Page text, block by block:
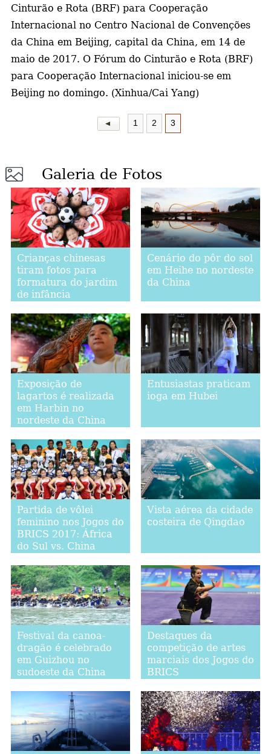
Cinturão e Rota (BRF) para Cooperação
Internacional no Centro Nacional de Convenções
da China em Beijing, capital da China, em 14 de
maio de 2017. O Fórum do Cinturão e Rota (BRF)
para Cooperação Internacional iniciou-se em
Beijing no domingo. (Xinhua/Cai Yang)
1 2 3
Galeria de Fotos
Crianças chinesas
tiram fotos para
formatura do jardim
de infância
Cenário do pôr do sol
em Heihe no nordeste
da China
Exposição de
lagartos é realizada
em Harbin no
nordeste da China
Entusiastas praticam
ioga em Hubei
Partida de vôlei
feminino nos Jogos do
BRICS 2017: África
do Sul vs. China
Vista aérea da cidade
costeira de Qingdao
Festival da canoa-
dragão é celebrado
em Guizhou no
sudoeste da China
Destaques da
competição de artes
marciais dos Jogos do
BRICS